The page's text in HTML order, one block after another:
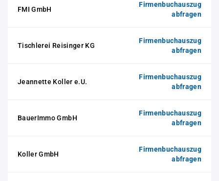
FMI GmbH
Firmenbuchauszug
abfragen
Tischlerei Reisinger KG
Firmenbuchauszug
abfragen
Jeannette Koller e.U.
Firmenbuchauszug
abfragen
BauerImmo GmbH
Firmenbuchauszug
abfragen
Koller GmbH
Firmenbuchauszug
abfragen